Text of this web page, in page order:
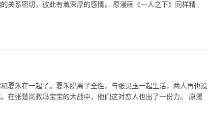
关系密切，彼此有着深厚的感情。 原漫画《一人之下》同样精
夏禾在一起了。夏禾脱离了全性，与张灵玉一起生活，两人再也没
在张楚岚救冯宝宝的大战中，他们这对恋人也出了一份力。 原漫